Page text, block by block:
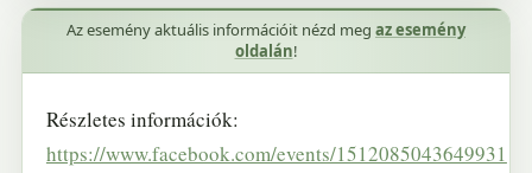
Az esemény aktuális információit nézd meg az esemény
oldalán!
Részletes információk:
https://www.facebook.com/events/1512085043649931